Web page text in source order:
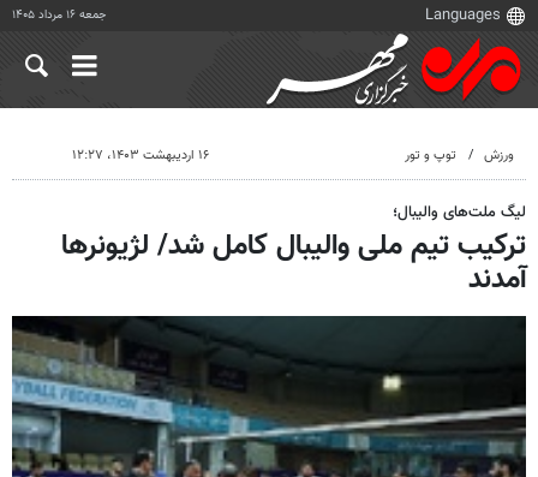
جمعه ۱۶ مرداد ۱۴۰۵
ورزش توپ و تور ۱۶ اردیبهشت ۱۴۰۳، ۱۲:۲۷
لیگ ملت‌های والیبال؛
ترکیب تیم ملی والیبال کامل شد/ لژیونرها
آمدند